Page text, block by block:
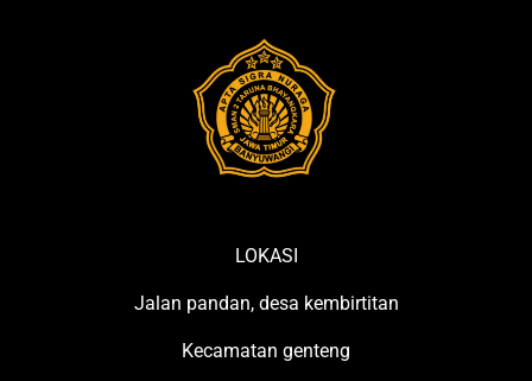
LOKASI
Jalan pandan, desa kembirtitan
Kecamatan genteng